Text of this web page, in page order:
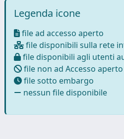
Legenda icone
file ad accesso aperto
file disponibili sulla rete
file disponibili agli utenti
file non ad Accesso aperto
file sotto embargo
nessun file disponibile